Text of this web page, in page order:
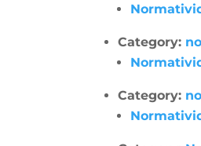
Category:
Category: